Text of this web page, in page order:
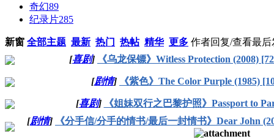
奇幻89
纪录片285
新窗 全部主题 最新 热门 热帖 精华 更多 作者回复/查看最后
[喜剧] 《乌龙保镖》Witless Protection (2008)
[剧情] 《紫色》The Color Purple (1985)
[喜剧]
《姐妹双行之巴黎护照》Passport to
[剧情] 《分手信/分手的情书/最后一封情书》Dear John